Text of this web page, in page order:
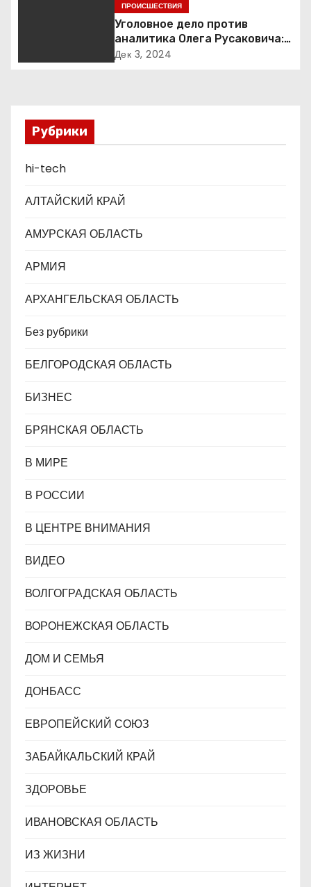
п
з
а
п
и
с
я
м
ПРОИСШЕСТВИЯ
Уголовное дело против
аналитика Олега Русаковича:
обвинения, вымогательство и
Дек 3, 2024
Рубрики
hi-tech
АЛТАЙСКИЙ КРАЙ
АМУРСКАЯ ОБЛАСТЬ
АРМИЯ
АРХАНГЕЛЬСКАЯ ОБЛАСТЬ
Без рубрики
БЕЛГОРОДСКАЯ ОБЛАСТЬ
БИЗНЕС
БРЯНСКАЯ ОБЛАСТЬ
В МИРЕ
В РОССИИ
В ЦЕНТРЕ ВНИМАНИЯ
ВИДЕО
ВОЛГОГРАДСКАЯ ОБЛАСТЬ
ВОРОНЕЖСКАЯ ОБЛАСТЬ
ДОМ И СЕМЬЯ
ДОНБАСС
ЕВРОПЕЙСКИЙ СОЮЗ
ЗАБАЙКАЛЬСКИЙ КРАЙ
ЗДОРОВЬЕ
ИВАНОВСКАЯ ОБЛАСТЬ
ИЗ ЖИЗНИ